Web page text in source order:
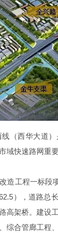
（西华大道
域快速路网重
造工程一标段
），道路总长
高架桥。建设
综合管廊工程